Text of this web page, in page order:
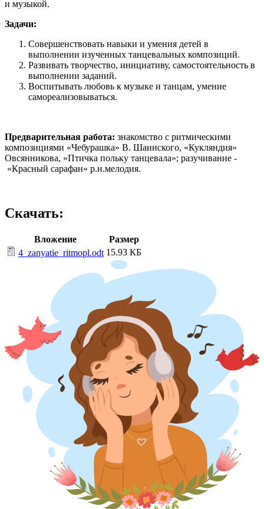
и музыкой.
Задачи:
Совершенствовать навыки и умения детей в
выполнении изученных танцевальных композиций.
Развивать творчество, инициативу, самостоятельность в
выполнении заданий.
Воспитывать любовь к музыке и танцам, умение
самореализовываться.
Предварительная работа: знакомство с ритмическими
композициями «Чебурашка» В. Шаинского, «Кукляндия»
Овсянникова, «Птичка польку танцевала»; разучивание -
«Красный сарафан» р.н.мелодия.
Скачать:
Вложение
Размер
4_zanyatie_ritmopl.odt 15.93 КБ